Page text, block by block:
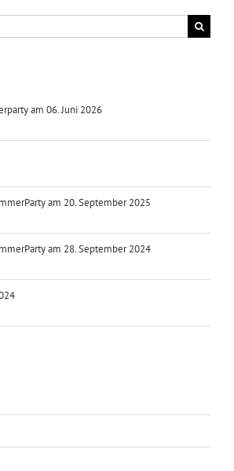
am 06. Juni 2026
am 20. September 2025
am 28. September 2024